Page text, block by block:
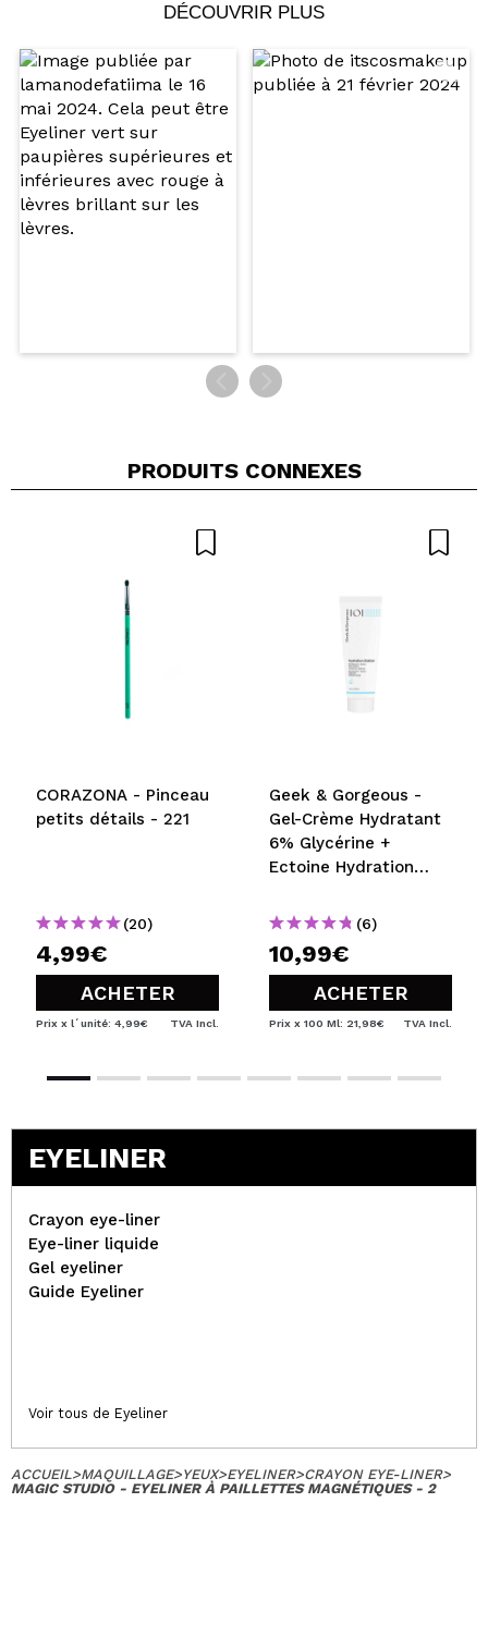
Partager une vidéo ou une photo
Votre vidéo pourrait être la première. Imaginez...
Recommandez-vous cet achat?
ENVOYER
DÉCOUVRIR PLUS
PRODUITS CONNEXES
CORAZONA - Pinceau
petits détails - 221
(20)
4,99€
ACHETER
Prix x l´unité: 4,99€ TVA Incl.
Geek & Gorgeous -
Gel-Crème Hydratant
6% Glycérine +
Ectoine Hydration
normales, mixtes et
(6)
10,99€
ACHETER
Prix x 100 Ml: 21,98€ TVA Incl.
EYELINER
Crayon eye-liner
Eye-liner liquide
Gel eyeliner
Guide Eyeliner
Voir tous de Eyeliner
ACCUEIL>MAQUILLAGE>YEUX>EYELINER>CRAYON EYE-LINER>
MAGIC STUDIO - EYELINER À PAILLETTES MAGNÉTIQUES - 2